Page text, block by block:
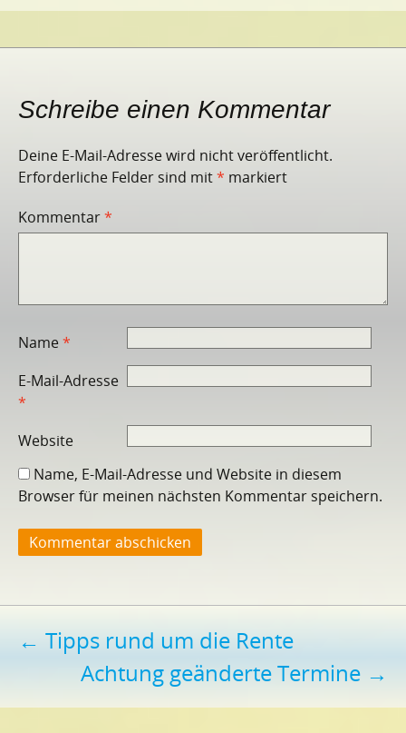
Schreibe einen Kommentar
Deine E-Mail-Adresse wird nicht veröffentlicht.
Erforderliche Felder sind mit* markiert
Kommentar*
Name*
E-Mail-Adresse
*
Website
Name, E-Mail-Adresse und Website in diesem
Browser für meinen nächsten Kommentar speichern.
Beitragsnavigation
← Tipps rund um die Rente
Achtung geänderte Termine →